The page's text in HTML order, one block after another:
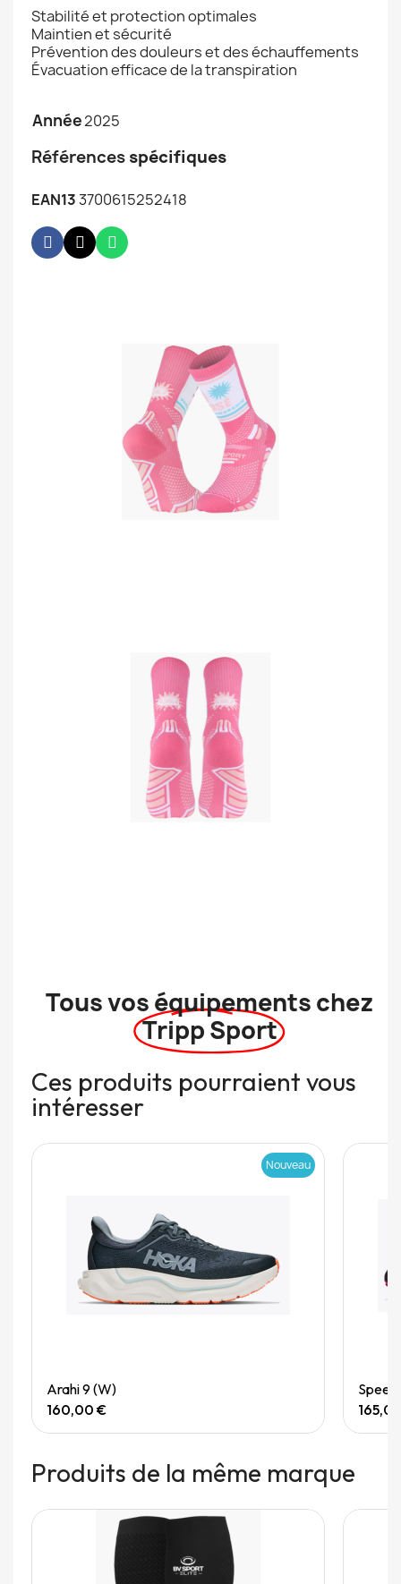
Stabilité et protection optimales
Maintien et sécurité
Prévention des douleurs et des échauffements
Évacuation efficace de la transpiration
Année2025
Références spécifiques
EAN133700615252418
Tous vos équipements chez
Tripp Sport
Ces produits pourraient vous
intéresser
Nouveau
Arahi 9 (W)
160,00 €
Produits de la même marque